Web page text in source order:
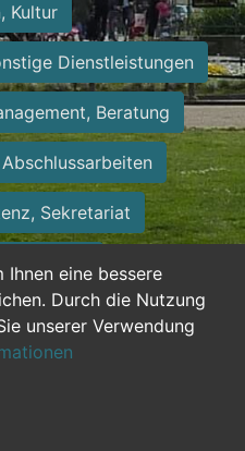
eine bessere
Durch die Nutzung
unserer Verwendung
Kultur
Dienstleistungen
Beratung
Sekretariat
Ausbildung